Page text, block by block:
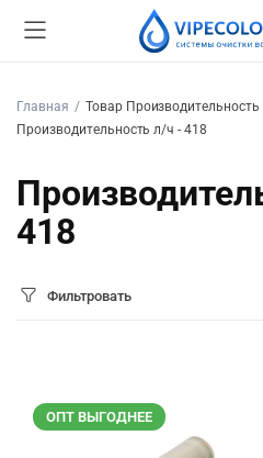
Главная
Товар Производительность
Производительность л/ч - 418
418
Фильтровать
ОПТ ВЫГОДНЕЕ